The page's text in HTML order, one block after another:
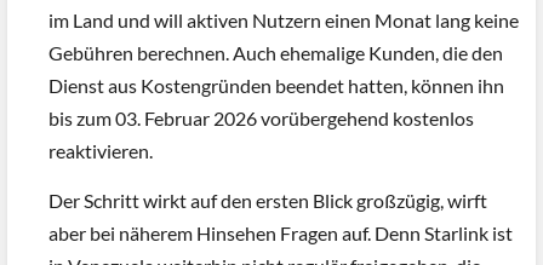
im Land und will aktiven Nutzern einen Monat lang keine
Gebühren berechnen. Auch ehemalige Kunden, die den
Dienst aus Kostengründen beendet hatten, können ihn
bis zum 03. Februar 2026 vorübergehend kostenlos
reaktivieren.
Der Schritt wirkt auf den ersten Blick großzügig, wirft
aber bei näherem Hinsehen Fragen auf. Denn Starlink ist